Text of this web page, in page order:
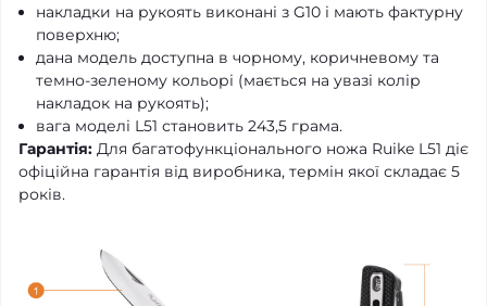
накладки на рукоять виконані з G10 і мають фактурну
поверхню;
дана модель доступна в чорному, коричневому та
темно-зеленому кольорі (мається на увазі колір
накладок на рукоять);
вага моделі L51 становить 243,5 грама.
Гарантія: Для багатофункціонального ножа Ruike L51 діє
офіційна гарантія від виробника, термін якої складає 5
років.